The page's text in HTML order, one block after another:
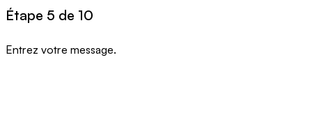
Étape 5 de 10
Entrez votre message.